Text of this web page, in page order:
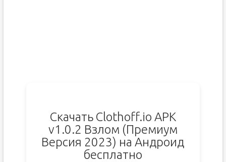
Скачать Clothoff.io APK
v1.0.2 Взлом (Премиум
Версия 2023) на Андроид
бесплатно